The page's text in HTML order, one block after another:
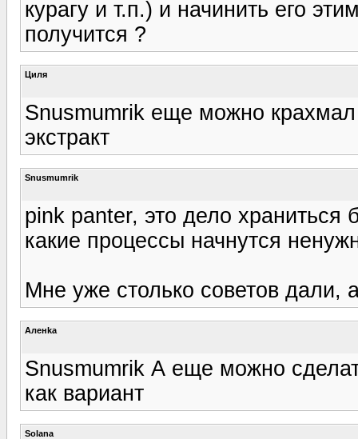
курагу и т.п.) и начинить его
получится ?
Циля
Snusmumrik еще можно крахмал
экстракт
Snusmumrik
pink panter, это дело
какие процессы начнутся
Мне уже столько советов
Аленka
Snusmumrik А еще можно
как вариант
Solana